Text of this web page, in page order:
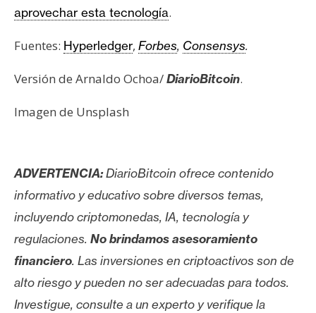
aprovechar esta tecnología.
Fuentes: Hyperledger, Forbes, Consensys.
Versión de Arnaldo Ochoa/DiarioBitcoin.
Imagen de Unsplash
ADVERTENCIA:DiarioBitcoin ofrece contenido
informativo y educativo sobre diversos temas,
incluyendo criptomonedas, IA, tecnología y
regulaciones. No brindamos asesoramiento
financiero. Las inversiones en criptoactivos son de
alto riesgo y pueden no ser adecuadas para todos.
Investigue, consulte a un experto y verifique la